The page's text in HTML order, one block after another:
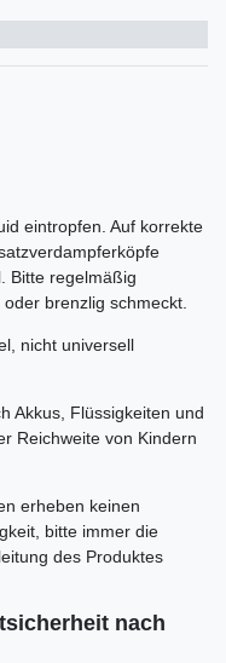
eintropfen. Auf korrekte
Bitte regelmäßig
brenzlig schmeckt.
nicht universell
Akkus, Flüssigkeiten und
Reichweite von Kindern
erheben keinen
bitte immer die
des Produktes
nach